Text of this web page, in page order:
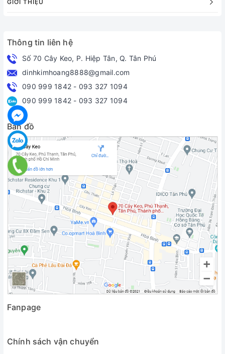
GIỚI THIỆU
Thông tin liên hệ
Số 70 Cây Keo, P. Hiệp Tân, Q. Tân Phú
dinhkimhoang8888@gmail.com
090 999 1842 - 093 327 1094
090 999 1842 - 093 327 1094
Bản đồ
Fanpage
Chính sách vận chuyển